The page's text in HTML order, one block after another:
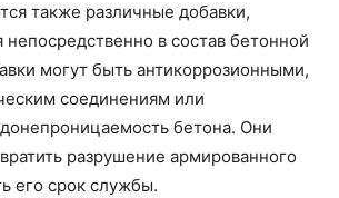
также различные добавки,
непосредственно в состав бетонной
могут быть антикоррозионными,
соединениям или
бетона. Они
разрушение армированного
его срок службы.